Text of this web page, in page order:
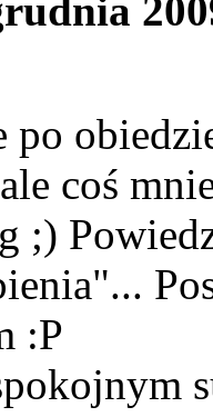
po
coś
;)
:P